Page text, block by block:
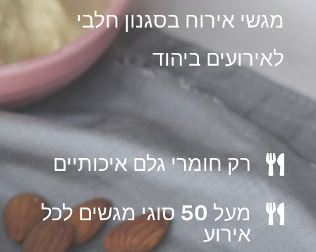
מגשי אירוח בסגנון חלבי
לאירועים ביהוד
 רק חומרי גלם איכותיים

מעל 50 סוגי מגשים לכל
אירוע